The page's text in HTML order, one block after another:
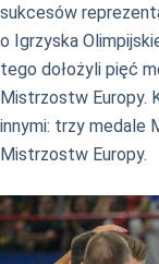
sukcesów
o Igrzyska
tego dołożyli pięć
Mistrzostw Europy.
innymi: trzy medale
Mistrzostw Europy.